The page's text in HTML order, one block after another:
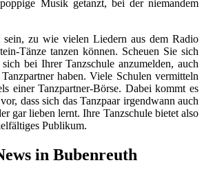
Musik getanzt, bei der niemandem
sein, zu wie vielen Liedern aus dem Radio
Tänze tanzen können. Scheuen Sie sich
bei Ihrer Tanzschule anzumelden, auch
haben. Viele Schulen vermitteln
einer Tanzpartner-Börse. Dabei kommt es
dass sich das Tanzpaar irgendwann auch
gar lieben lernt. Ihre Tanzschule bietet also
Publikum.
in Bubenreuth